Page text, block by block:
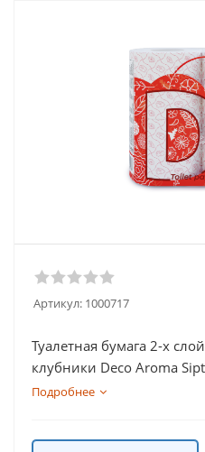
Артикул: 1000717
Туалетная бумага 2-х
клубники Deco Aroma
Подробнее